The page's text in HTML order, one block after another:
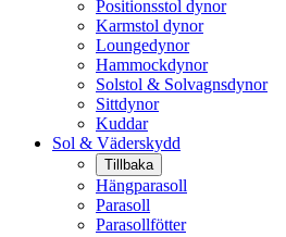
Positionsstol dynor
Karmstol dynor
Loungedynor
Hammockdynor
Solstol & Solvagnsdynor
Sittdynor
Kuddar
Sol & Väderskydd
Tillbaka
Hängparasoll
Parasoll
Parasollfötter